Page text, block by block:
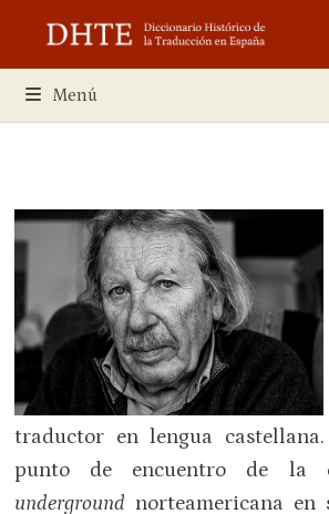
contenido
Menú
traductor en lengua
punto de encuentro de la
underground norteamericana en